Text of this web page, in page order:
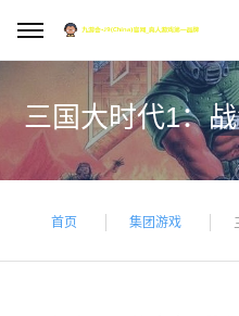
三国大时代1：
首页 集团游戏